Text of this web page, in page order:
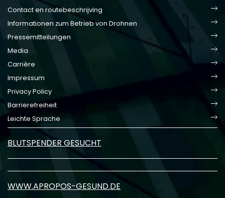
Contact en routebeschrijving
Informationen zum Betrieb von Drohnen
Pressemitteilungen
Media
Carrière
Impressum
Privacy Policy
Barrierefreiheit
Leichte Sprache
BLUTSPENDER GESUCHT
WWW.APROPOS-GESUND.DE